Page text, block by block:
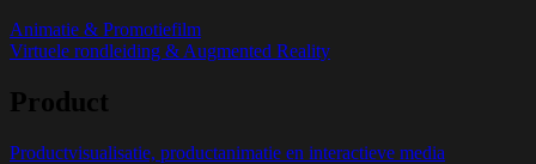
Animatie & Promotiefilm
Virtuele rondleiding & Augmented Reality
Product
Productvisualisatie, productanimatie en interactieve media